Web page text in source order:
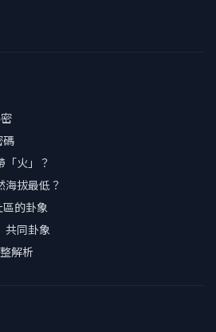
碼
火」？
拔最低？
的卦象
共同卦象
解析